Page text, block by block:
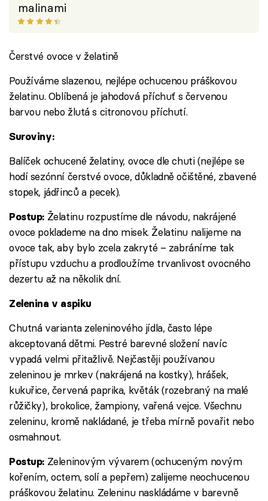
malinami
Čerstvé ovoce v želatině
Používáme slazenou, nejlépe ochucenou práškovou
želatinu. Oblíbená je jahodová příchuť s červenou
barvou nebo žlutá s citronovou příchutí.
Suroviny:
Balíček ochucené želatiny, ovoce dle chuti (nejlépe se
hodí sezónní čerstvé ovoce, důkladně očištěné, zbavené
stopek, jádřinců a pecek).
Postup: Želatinu rozpustíme dle návodu, nakrájené
ovoce poklademe na dno misek. Želatinu nalijeme na
ovoce tak, aby bylo zcela zakryté – zabráníme tak
přístupu vzduchu a prodloužíme trvanlivost ovocného
dezertu až na několik dní.
Zelenina v aspiku
Chutná varianta zeleninového jídla, často lépe
akceptovaná dětmi. Pestré barevné složení navíc
vypadá velmi přitažlivě. Nejčastěji používanou
zeleninou je mrkev (nakrájená na kostky), hrášek,
kukuřice, červená paprika, květák (rozebraný na malé
růžičky), brokolice, žampiony, vařená vejce. Všechnu
zeleninu, kromě nakládané, je třeba mírně povařit nebo
osmahnout.
Postup: Zeleninovým vývarem (ochuceným novým
kořením, octem, solí a pepřem) zalijeme neochucenou
práškovou želatinu. Zeleninu naskládáme v barevně